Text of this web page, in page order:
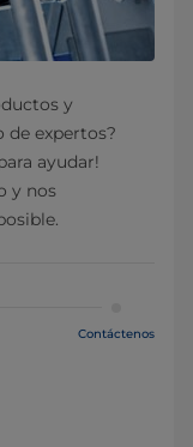
y
de expertos?
ayudar!
y nos
Contáctenos